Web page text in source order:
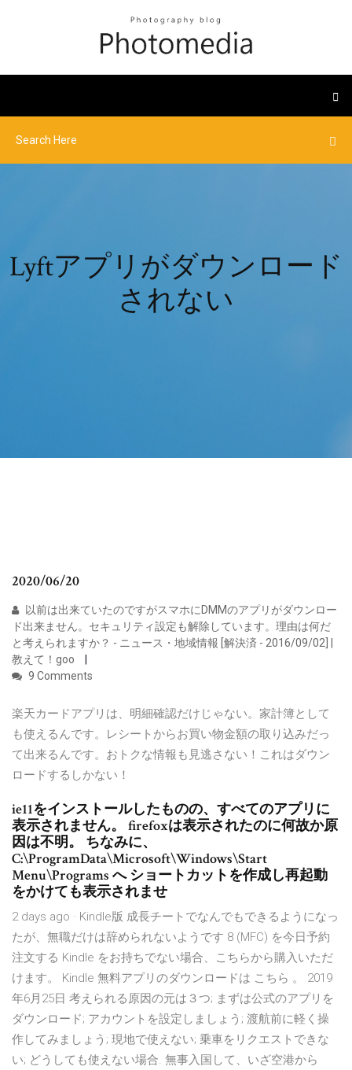
Lyftアプリがダウンロード
されない
2020/06/20
以前は出来ていたのですがスマホにDMMのアプリがダウンロー
ド出来ません。セキュリティ設定も解除しています。理由は何だ
と考えられますか？ - ニュース・地域情報 [解決済 - 2016/09/02] |
教えて！goo
9 Comments
楽天カードアプリは、明細確認だけじゃない。家計簿として
も使えるんです。レシートからお買い物金額の取り込みだっ
て出来るんです。おトクな情報も見逃さない！これはダウン
ロードするしかない！
ie11をインストールしたものの、すべてのアプリに
表示されません。 firefoxは表示されたのに何故か原
因は不明。 ちなみに、
C:\ProgramData\Microsoft\Windows\Start
Menu\Programs へ ショートカットを作成し再起動
をかけても表示されませ
2 days ago · Kindle版 成長チートでなんでもできるようになっ
たが、無職だけは辞められないようです 8 (MFC) を今日予約
注文する Kindle をお持ちでない場合、こちらから購入いただ
けます。 Kindle 無料アプリのダウンロードは こちら 。 2019
年6月25日 考えられる原因の元は３つ; まずは公式のアプリを
ダウンロード; アカウントを設定しましょう; 渡航前に軽く操
作してみましょう; 現地で使えない; 乗車をリクエストできな
い; どうしても使えない場合. 無事入国して、いざ空港から